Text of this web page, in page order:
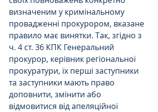
визначеним у кримінальному
провадженні прокурором, вказане
правило має винятки. Так, згідно з
ч. 4 ст. 36 КПК Генеральний
прокурор, керівник регіональної
прокуратури, їх перші заступники
та заступники мають право
доповнити, змінити або
відмовитися від апеляційної